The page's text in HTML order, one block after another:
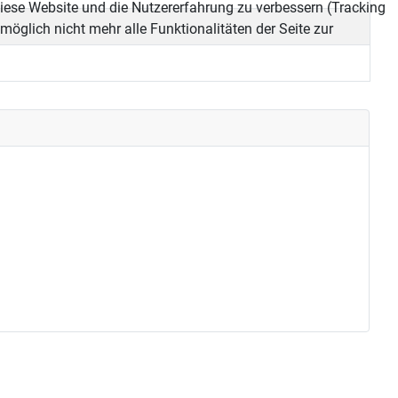
Website und die Nutzererfahrung zu verbessern (Tracking
nicht mehr alle Funktionalitäten der Seite zur